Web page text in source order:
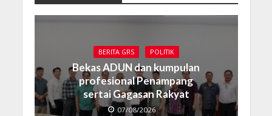
BERITA GRS POLITIK
Bekas ADUN dan kumpulan
profesional Penampang
sertai Gagasan Rakyat
07/08/2026